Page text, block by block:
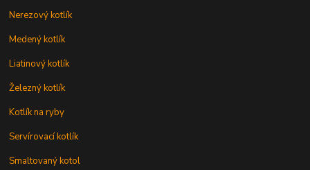
Nerezový kotlík
Medený kotlík
Liatinový kotlík
Železný kotlík
Kotlík na ryby
Servírovací kotlík
Smaltovaný kotol